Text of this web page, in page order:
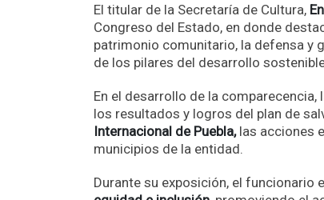
El titular de la Secretaría de Cultura,
Congreso del Estado, en donde
patrimonio comunitario, la defensa y
de los pilares del desarrollo
En el desarrollo de la
los resultados y logros del plan de
Internacional de Puebla,las acciones
municipios de la entidad.
Durante su exposición, el funcionario